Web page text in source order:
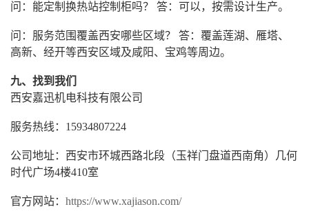
问：能定制换热站控制柜吗？ 答：可以，按需设计生产。
问：服务范围覆盖西安哪些区域？ 答：覆盖莲湖、雁塔、
高新、经开等西安区域及咸阳、宝鸡等周边。
九、找到我们
西安嘉迅机电科技有限公司
服务热线：15934807224
公司地址：西安市环城西路北段（玉祥门盘道西南角）几何
时代广场4楼410室
官方网站： https://www.xajiason.com/